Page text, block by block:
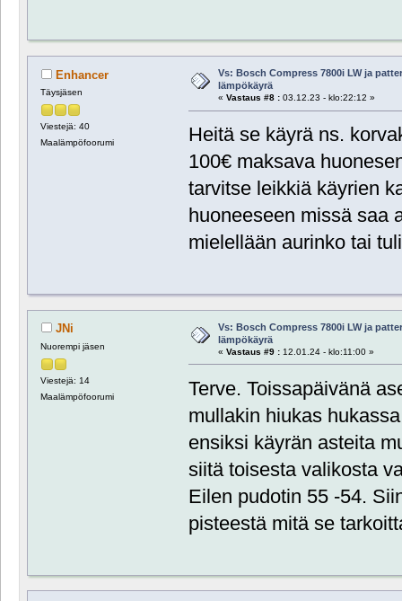
Enhancer
Täysjäsen
Viestejä: 40
Maalämpöfoorumi
Vs: Bosch Compress 7800i LW ja
lämpökäyrä
« Vastaus #8 :03.12.23 - klo:22:12 »
Heitä se käyrä ns.
100€ maksava
tarvitse leikkiä käyrien
huoneeseen missä saa
mielellään aurinko tai
JNi
Nuorempi jäsen
Viestejä: 14
Maalämpöfoorumi
Vs: Bosch Compress 7800i LW ja
lämpökäyrä
« Vastaus #9 :12.01.24 - klo:11:00 »
Terve. Toissapäivänä
mullakin hiukas
ensiksi käyrän asteita
siitä toisesta valikosta
Eilen pudotin 55 -54.
pisteestä mitä se